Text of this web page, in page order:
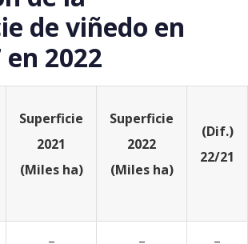
de viñedo en
en 2022
Superficie
2021
(Miles ha)
Superficie
2022
(Miles ha)
(Dif.)
22/21